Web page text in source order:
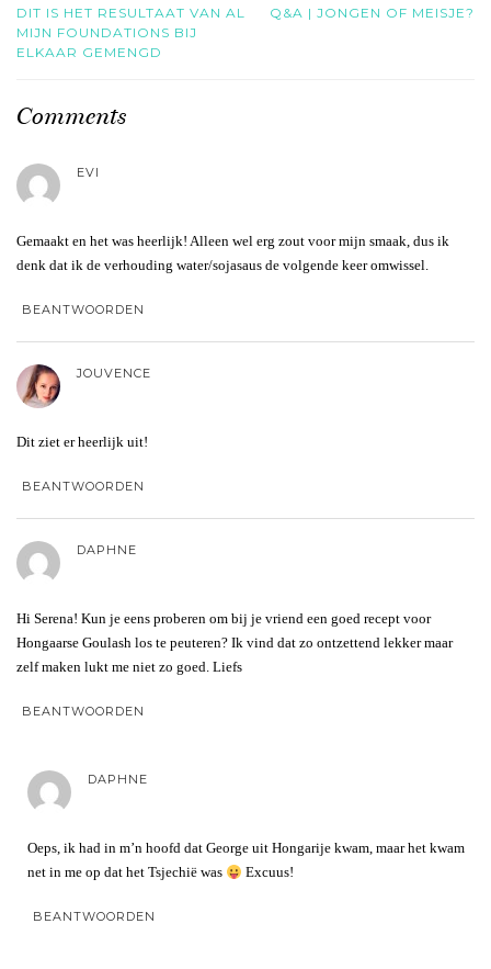
DIT IS HET RESULTAAT VAN AL
MIJN FOUNDATIONS BIJ
ELKAAR GEMENGD
Q&A | JONGEN OF MEISJE?
Comments
EVI
Gemaakt en het was heerlijk! Alleen wel erg zout voor mijn smaak, dus ik
denk dat ik de verhouding water/sojasaus de volgende keer omwissel.
BEANTWOORDEN
JOUVENCE
Dit ziet er heerlijk uit!
BEANTWOORDEN
DAPHNE
Hi Serena! Kun je eens proberen om bij je vriend een goed recept voor
Hongaarse Goulash los te peuteren? Ik vind dat zo ontzettend lekker maar
zelf maken lukt me niet zo goed. Liefs
BEANTWOORDEN
DAPHNE
Oeps, ik had in m’n hoofd dat George uit Hongarije kwam, maar het kwam
net in me op dat het Tsjechië was
Excuus!
BEANTWOORDEN